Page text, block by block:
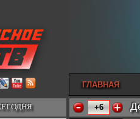
ГЛАВНАЯ
+6